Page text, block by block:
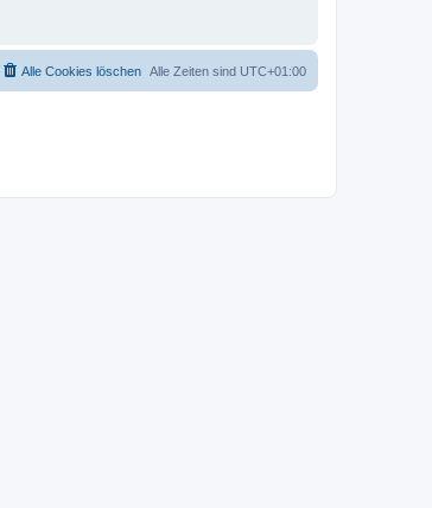
Alle Zeiten sind UTC+01:00
Alle Cookies löschen